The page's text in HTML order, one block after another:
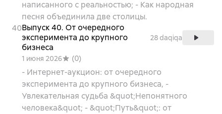
написанного с реальностью; - Как народная
песня объединила две столицы.
40Выпуск 40. От очередного
эксперимента до крупного
бизнеса
28 daqiqa
1 июня 2026 (0)
- Интернет-аукцион: от очередного
эксперимента до крупного бизнеса, -
Увлекательная судьба &quot;Непонятного
человека&quot; - &quot;Путь&quot;: от